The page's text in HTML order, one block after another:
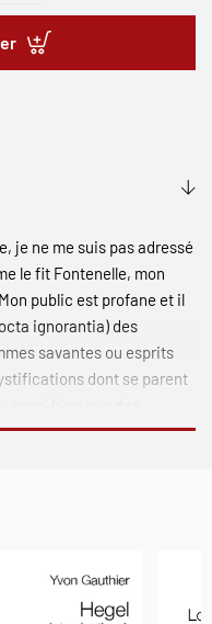
je ne me suis pas adressé
le fit Fontenelle, mon
public est profane et il
ignorantia) des
savantes ou esprits
dont se parent
mais il tend l’oreille
du visible ou de
inventer la scène
originaire, que l’on